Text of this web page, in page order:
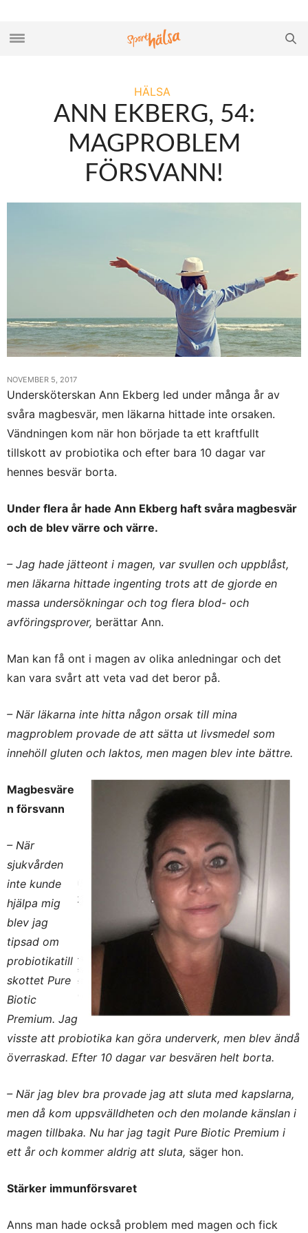
HÄLSA
ANN EKBERG, 54:
MAGPROBLEM
FÖRSVANN!
NOVEMBER 5, 2017
Undersköterskan Ann Ekberg led under många år av
svåra magbesvär, men läkarna hittade inte orsaken.
Vändningen kom när hon började ta ett kraftfullt
tillskott av probiotika och efter bara 10 dagar var
hennes besvär borta.
Under flera år hade Ann Ekberg haft svåra magbesvär
och de blev värre och värre.
– Jag hade jätteont i magen, var svullen och uppblåst,
men läkarna hittade ingenting trots att de gjorde en
massa undersökningar och tog flera blod- och
avföringsprover, berättar Ann.
Man kan få ont i magen av olika anledningar och det
kan vara svårt att veta vad det beror på.
– När läkarna inte hitta någon orsak till mina
magproblem provade de att sätta ut livsmedel som
innehöll gluten och laktos, men magen blev inte bättre.
Magbesväre
n försvann
– När
sjukvården
inte kunde
hjälpa mig
blev jag
tipsad om
probiotikatill
skottet Pure
Biotic
Premium. Jag
visste att probiotika kan göra underverk, men blev ändå
överraskad. Efter 10 dagar var besvären helt borta.
– När jag blev bra provade jag att sluta med kapslarna,
men då kom uppsvälldheten och den molande känslan i
magen tillbaka. Nu har jag tagit Pure Biotic Premium i
ett år och kommer aldrig att sluta, säger hon.
Stärker immunförsvaret
Anns man hade också problem med magen och fick